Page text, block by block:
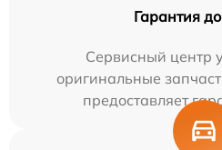
Гарантия
Сервисный центр
оригинальные
предоставляет